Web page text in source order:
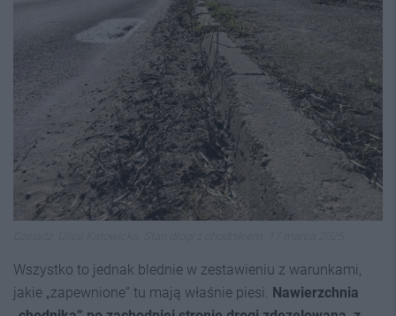
Wszystko to jednak blednie w zestawieniu z warunkami,
jakie „zapewnione” tu mają właśnie piesi. Nawierzchnia